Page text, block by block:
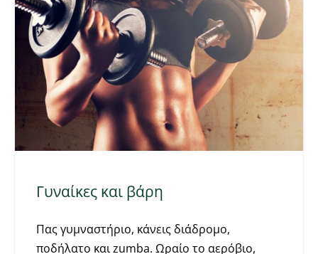
Γυναίκες και βάρη
Πας γυμναστήριο, κάνεις διάδρομο,
ποδήλατο και zumba. Ωραίο το αερόβιο,